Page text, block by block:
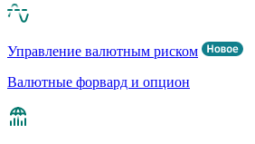
Управление валютным риском
Валютные форвард и опцион